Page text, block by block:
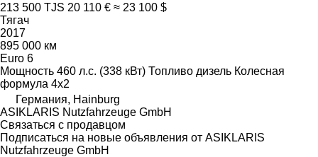
213 500 TJS 20 110 € ≈ 23 100 $
Тягач
2017
895 000 км
Euro 6
Мощность 460 л.с. (338 кВт) Топливо дизель Колесная
формула 4x2
Германия, Hainburg
ASIKLARIS Nutzfahrzeuge GmbH
Связаться с продавцом
Подписаться на новые объявления от ASIKLARIS
Nutzfahrzeuge GmbH